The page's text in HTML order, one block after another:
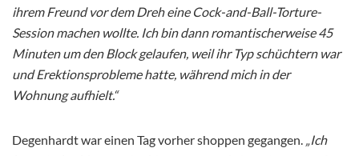
ihrem Freund vor dem Dreh eine Cock-and-Ball-Torture-
Session machen wollte. Ich bin dann romantischerweise 45
Minuten um den Block gelaufen, weil ihr Typ schüchtern war
und Erektionsprobleme hatte, während mich in der
Wohnung aufhielt.“
Degenhardt war einen Tag vorher shoppen gegangen. „Ich